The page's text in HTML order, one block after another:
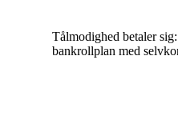
Tålmodighed betaler
bankrollplan med